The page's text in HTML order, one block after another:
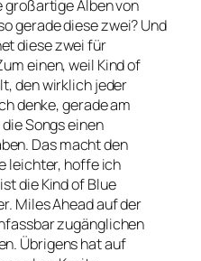
großartige Alben von
gerade diese zwei? Und
diese zwei für
einen, weil Kind of
den wirklich jeder
denke, gerade am
Songs einen
Das macht den
leichter, hoffe ich
die Kind of Blue
Miles Ahead auf der
zugänglichen
Übrigens hat auf